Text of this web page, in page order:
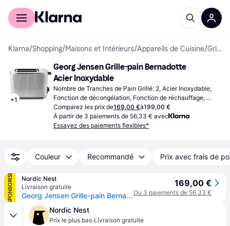
Acheter avec Klarna
Klarna/Shopping/Maisons et Intérieurs/Appareils de Cuisine/ Grille-pains
+1
Georg Jensen Grille-pain Bernadotte
Acier Inoxydable
Nombre de Tranches de Pain Grillé: 2, Acier Inoxydable,
Fonction de décongélation, Fonction de réchauffage,
Contrôle de brunissage variable, Fonction d'annulation en
cours de cycle, Plateau ramasse-miettes amovible,
Fonction de levage élevé, 1000 W
Comparez les prix de169,00 €à199,00 €
À partir de 3 paiements de 56,33 € avec
Essayez des paiements flexibles*
Couleur Recommandé Prix avec frais de
SPONSORISÉ
Nordic Nest
Livraison gratuite
Georg Jensen Grille-pain Bernadotte Acier inoxydable
169,00 €
Ou 3 paiements de 56,33 €
Nordic Nest
Prix le plus bas·Livraison gratuite